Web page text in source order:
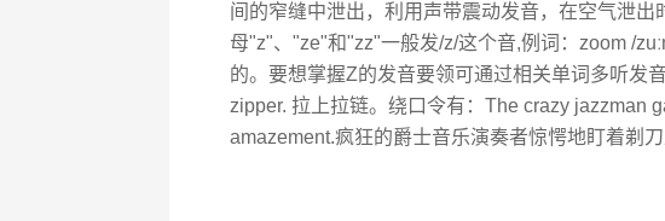
间的窄缝中泄出，利用声带震动发音，在空气泄出
母"z"、"ze"和"zz"一般发/z/这个音,例词：zoom /
的。要想掌握Z的发音要领可通过相关单词多听发
zipper. 拉上拉链。绕口令有：The crazy jazzman
amazement.疯狂的爵士音乐演奏者惊愕地盯着剃刀